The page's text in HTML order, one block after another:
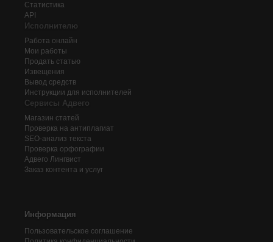
Статистика
API
Исполнителю
Работа онлайн
Мои работы
Продать статью
Извещения
Вывод средств
Инструкции для исполнителей
Сервисы Адвего
Магазин статей
Проверка на антиплагиат
SEO-анализ текста
Проверка орфографии
Адвего Лингвист
Заказ контента и услуг
Информация
Пользовательское соглашение